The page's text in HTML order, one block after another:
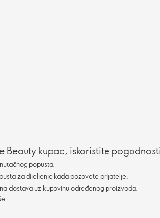
Beauty kupac, iskoristite
popusta.
za dijeljenje kada pozovete prijatelje.
dostava uz kupovinu određenog proizvoda.